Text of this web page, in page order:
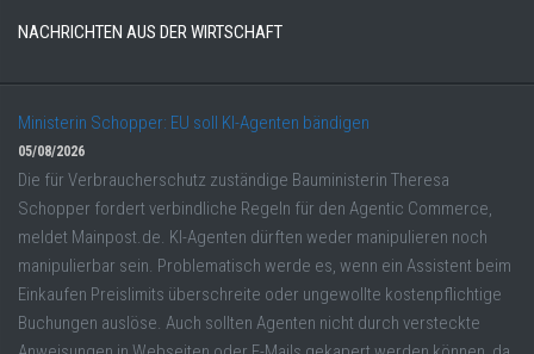
NACHRICHTEN AUS DER WIRTSCHAFT
Ministerin Schopper: EU soll KI-Agenten bändigen
05/08/2026
Die für Verbraucherschutz zuständige Bauministerin Theresa
Schopper fordert verbindliche Regeln für den Agentic Commerce,
meldet Mainpost.de. KI-Agenten dürften weder manipulieren noch
manipulierbar sein. Problematisch werde es, wenn ein Assistent beim
Einkaufen Preislimits überschreite oder ungewollte kostenpflichtige
Buchungen auslöse. Auch sollten Agenten nicht durch versteckte